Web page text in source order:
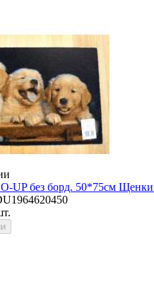
UP без борд. 50*75см